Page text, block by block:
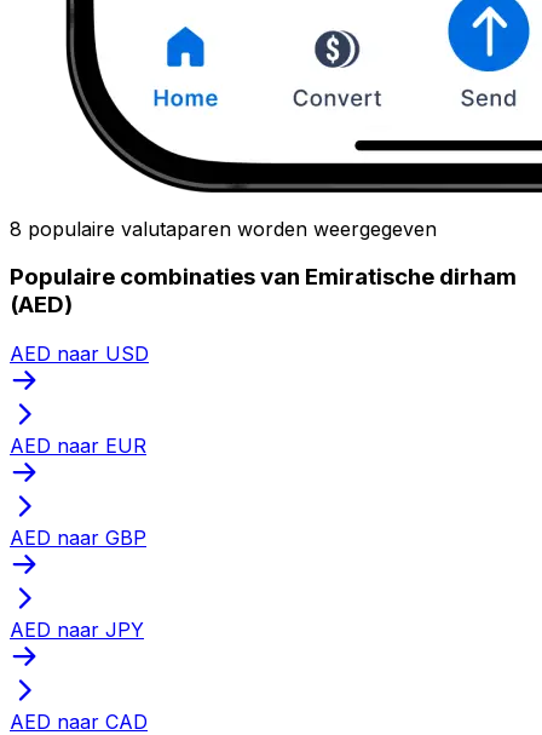
8 populaire valutaparen worden weergegeven
Populaire combinaties van Emiratische dirham
(AED)
AED naar USD
AED naar EUR
AED naar GBP
AED naar JPY
AED naar CAD